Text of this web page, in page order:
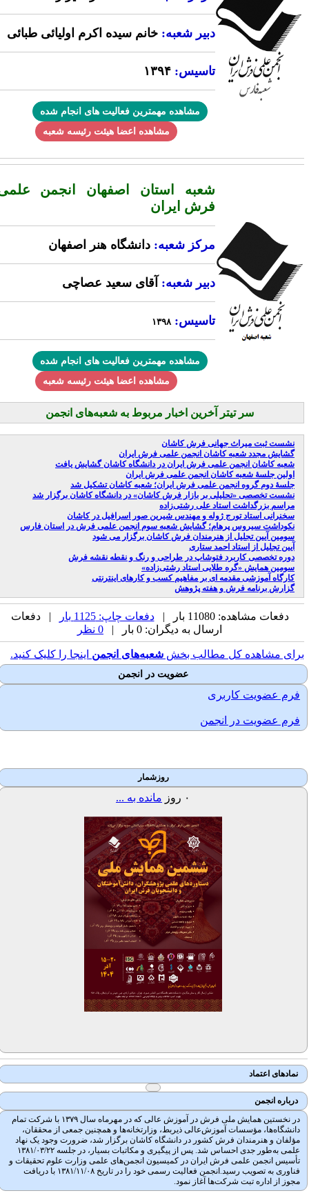
دبیر شعبه:خانم سیده اکرم اولیائی طبائی
تاسیس: ۱۳۹۴
مشاهده مهمترین فعالیت های انجام شده
مشاهده اعضا هیئت رئیسه شعبه
شعبه استان اصفهان انجمن علمی
فرش ایران
مرکز شعبه:دانشگاه هنر اصفهان
دبیر شعبه:آقای سعید عصاچی
تاسیس: ۱۳۹۸
مشاهده مهمترین فعالیت های انجام شده
مشاهده اعضا هیئت رئیسه شعبه
سر تیتر آخرین اخبار مربوط به شعبه‌های انجمن
نشست ثبت میراث جهانی فرش کاشان
گشایش مجدد شعبه کاشان انجمن علمی فرش ایران
شعبه کاشان انجمن علمی فرش ایران در دانشگاه کاشان گشایش یافت
اولین جلسۀ شعبه کاشان انجمن علمی فرش ایران
جلسۀ دوم گروه انجمن علمی فرش ایران؛ شعبه کاشان تشکیل شد
نشست تخصصی «تحلیلی بر بازار فرش کاشان» در دانشگاه کاشان برگزار شد
مراسم بزرگداشت استاد علی رشتی‌زاده
سخنرانی استاد تورج ژوله و مهندس شیرین صور اسرافیل در کاشان
نکوداشت سیروس پرهام؛ گشایش شعبه سوم انجمن علمی فرش در استان فارس
سومین آیین تجلیل از هنرمندان فرش کاشان برگزار می شود
آیین تجلیل از استاد احمد ستاری
دوره تخصصی کاربرد فتوشاپ در طراحی و رنگ و نقطه نقشه فرش
سومین همایش «گره طلایی استاد رشتی‌زاده»
کارگاه آموزشی مقدمه ای بر مفاهیم کسب و کارهای اینترنتی
گزارش برنامه فرش و هفته پژوهش
دفعات مشاهده: 11080 بار | دفعات چاپ: 1125 بار
| دفعات
ارسال به دیگران: 0 بار |
مشاهده کل مطالب بخش شعبه‌های انجمناینجا را کلیک کنید.
عضویت در انجمن
فرم عضویت کاربری
فرم عضویت در انجمن
روزشمار
روزمانده به ...
نمادهای اعتماد
درباره انجمن
در نخستین همایش ملی فرش در آموزش عالی که در مهرماه سال ۱۳۷۹ با شرکت تمام
دانشگاه‌ها، مؤسسات آموزش‌عالی ذیربط، وزارتخانه‌ها و همچنین جمعی از محققان،
مؤلفان و هنرمندان فرش کشور در دانشگاه کاشان برگزار شد، ضرورت وجود یک نهاد
علمی به‌طور جدی احساس شد. پس از پیگیری و مکاتبات بسیار، در جلسه ۱۳۸۱/۰۳/۲۲
تأسیس انجمن علمی فرش ایران در کمیسیون انجمن‌های علمی وزارت علوم تحقیقات و
فناوری به تصویب رسید.انجمن فعالیت رسمی خود را در تاریخ ۱۳۸۱/۱۱/۰۸ با دریافت
مجوز از اداره تبت شرکت‌ها آغاز نمود.